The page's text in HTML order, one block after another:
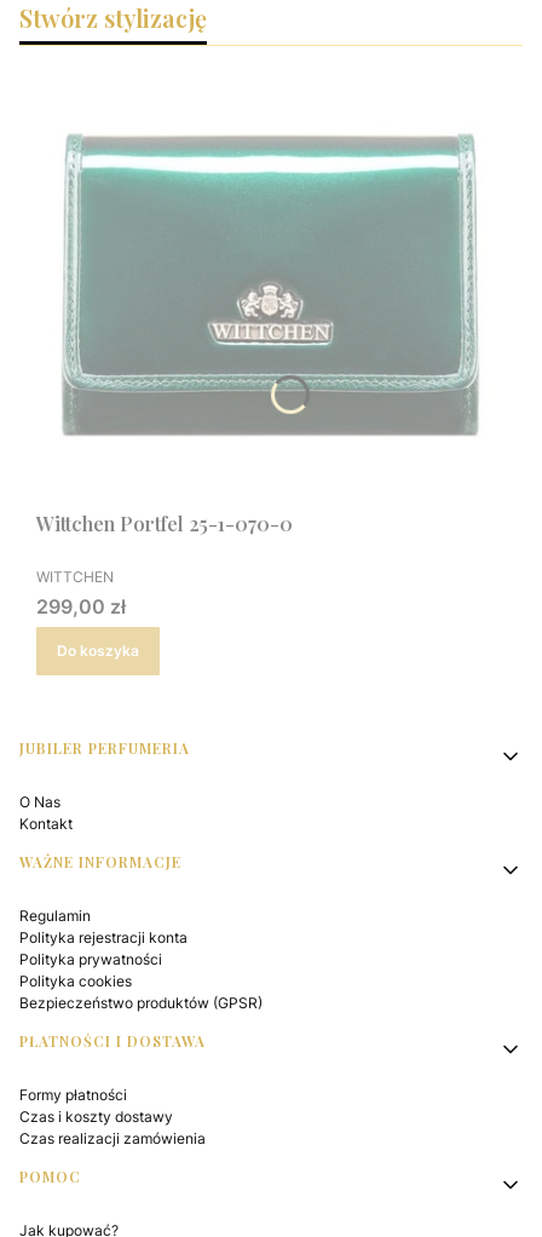
Stwórz stylizację
Wittchen Portfel 25-1-070-0
PRODUCENT
WITTCHEN
Cena
299,00 zł
Do koszyka
Linki w stopce
JUBILER PERFUMERIA
O Nas
Kontakt
WAŻNE INFORMACJE
Regulamin
Polityka rejestracji konta
Polityka prywatności
Polityka cookies
Bezpieczeństwo produktów (GPSR)
PŁATNOŚCI I DOSTAWA
Formy płatności
Czas i koszty dostawy
Czas realizacji zamówienia
POMOC
Jak kupować?